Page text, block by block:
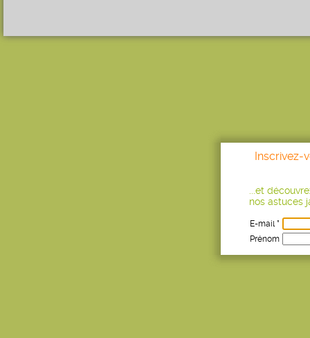
Inscrivez-
...et
nos astuces
E-mail *
Prénom
Age